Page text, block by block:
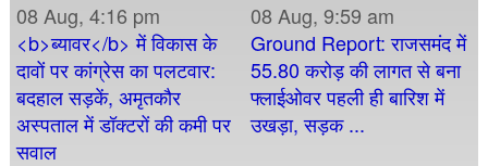
08 Aug, 4:16 pm
<b>ब्यावर</b> में विकास के
दावों पर कांग्रेस का पलटवार:
बदहाल सड़कें, अमृतकौर
अस्पताल में डॉक्टरों की कमी पर
सवाल
08 Aug, 9:59 am
Ground Report: राजसमंद में
55.80 करोड़ की लागत से बना
फ्लाईओवर पहली ही बारिश में
उखड़ा, सड़क ...